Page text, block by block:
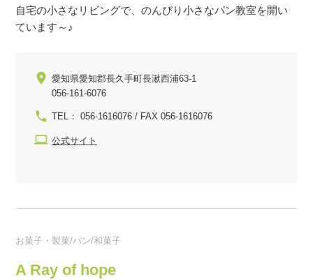
自宅の小さなリビングで、のんびり小さなパン教室を開い
ています～♪
愛知県愛知郡長久手町長湫西浦63-1
056-161-6076
TEL： 056-1616076 / FAX 056-1616076
公式サイト
お菓子・製菓/パン/和菓子
A Ray of hope